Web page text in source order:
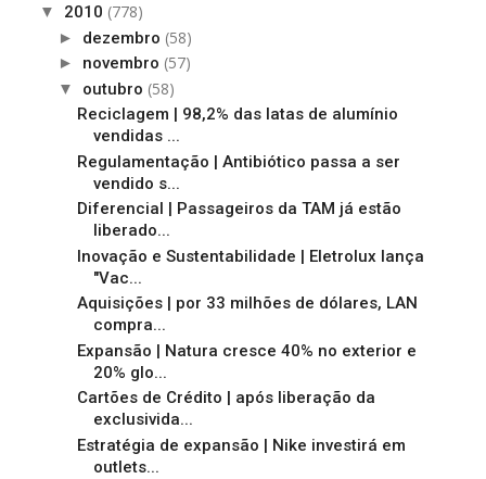
▼ 2010 (778)
► dezembro (58)
► novembro (57)
▼ outubro (58)
Reciclagem | 98,2% das latas de alumínio
vendidas ...
Regulamentação | Antibiótico passa a ser
vendido s...
Diferencial | Passageiros da TAM já estão
liberado...
Inovação e Sustentabilidade | Eletrolux lança
"Vac...
Aquisições | por 33 milhões de dólares, LAN
compra...
Expansão | Natura cresce 40% no exterior e
20% glo...
Cartões de Crédito | após liberação da
exclusivida...
Estratégia de expansão | Nike investirá em
outlets...